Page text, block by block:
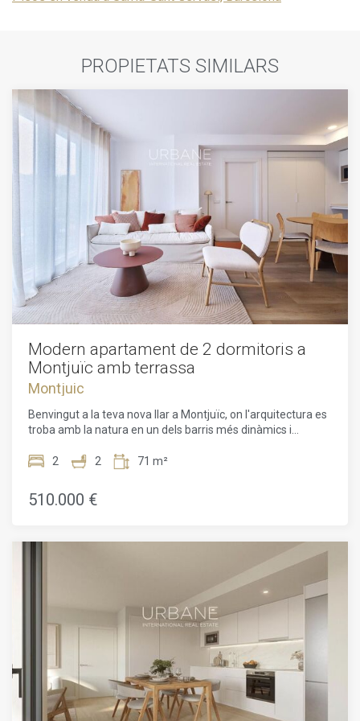
PROPIETATS SIMILARS
Modern apartament de 2 dormitoris a
Montjuïc amb terrassa
Montjuic
Benvingut a la teva nova llar a Montjuïc, on l'arquitectura es
troba amb la natura en un dels barris més dinàmics i
2 dormitoris i 2 banys, dissenyat perfectament per
llum natural, grans finestres i una petita terrassa privada, el
pis ofereix una distribució oberta i lluminosa que millora la
residència forma part d'un projecte arquitectònic innovador
d'Adoras Atelier Arquitectura, un estudi reconegut pel seu
enfocament sostenible, lliure i contemporani del disseny. El
disseny de l'edifici integra la sofisticació urbana amb la
serenor de la natura, oferint un estil de vida inspirador que
reflecteix el millor de l'esperit mediterrani. L'habitatge
forma part d'un complex residencial que compta amb
zones comunitàries dissenyades meticulosament, incloent-
hi un gimnàs i una terrassa amb piscina, que conviden els
residents a relaxar-se mentre gaudeixen d'unes vistes
panoràmiques de la ciutat. La seva ubicació estratègica us
2 2 71 m²
510.000 €
hàbits de navegació. Gràcies a elles, podem conèixer els